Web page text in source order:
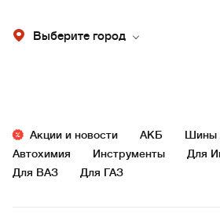
Выберите город
Акции и новости АКБ
Шины
Автохимия
Инструменты
Для
Для ВАЗ
Для ГАЗ